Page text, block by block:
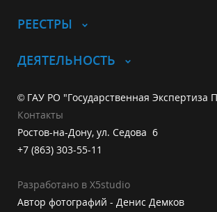
РЕЕСТРЫ
ДЕЯТЕЛЬНОСТЬ
© ГАУ РО "Государственная Экспертиза
Контакты
Ростов-на-Дону, ул. Седова 6
+7 (863) 303-55-11
Разработано в X5studio
Автор фотографий - Денис Демков